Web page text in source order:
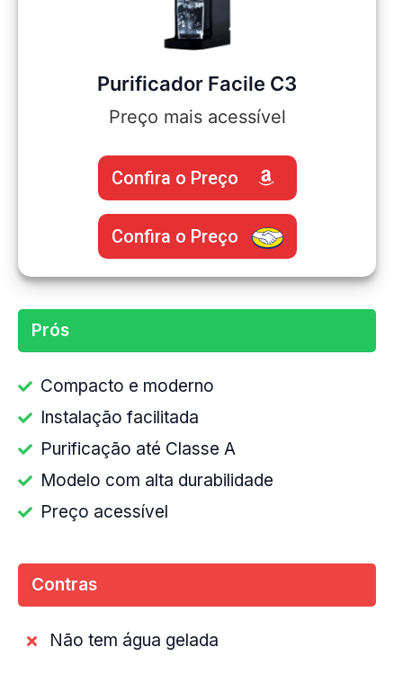
Purificador Facile C3
Preço mais acessível
Confira o Preço
Confira o Preço
Prós
Compacto e moderno
Instalação facilitada
Purificação até Classe A
Modelo com alta durabilidade
Preço acessível
Contras
Não tem água gelada